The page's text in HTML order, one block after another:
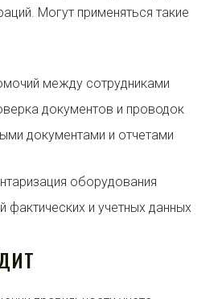
Могут применяться такие
между сотрудниками
документов и проводок
документами и отчетами
оборудования
фактических и учетных данных